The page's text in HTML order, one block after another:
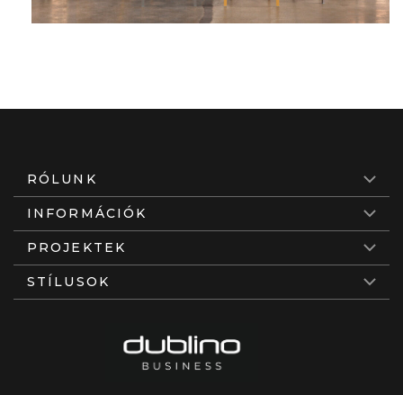
RÓLUNK
INFORMÁCIÓK
PROJEKTEK
STÍLUSOK